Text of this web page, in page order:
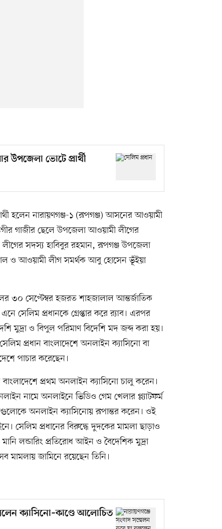
উপজেলা ভোটে প্রার্থী
হলেন নারায়ণগঞ্জ-১ (রূপগঞ্জ) আসনের আওয়ামী
গাজীর ছেলে উপজেলা আওয়ামী লীগের
সদস্য হাবিবুর রহমান, রূপগঞ্জ উপজেলা
ও আওয়ামী লীগ সমর্থক আবু হোসেন ভূঁইয়া
৩০ সেপ্টেম্বর হজরত শাহজালাল আন্তর্জাতিক
এনে সেলিম প্রধানকে গ্রেপ্তার করে র‌্যাব। এরপর
মুদ্রা ও বিপুল পরিমাণ বিদেশি মদ জব্দ করা হয়।
প্রধান বাংলাদেশে অনলাইন ক্যাসিনো বা
পাচার করেছেন।
বাংলাদেশে প্রথম অনলাইন ক্যাসিনো চালু করেন।
নামে অনলাইনে ভিডিও গেম খেলার প্ল্যাটফর্ম
অনলাইন ক্যাসিনোয় রূপান্তর করেন। ওই
সেলিম প্রধানের বিরুদ্ধে দুদকের মামলা ছাড়াও
লন্ডারিং প্রতিরোধ আইন ও বৈদেশিক মুদ্রা
মামলায় জামিনে রয়েছেন তিনি।
ক্যাসিনো–কাণ্ডে আলোচিত